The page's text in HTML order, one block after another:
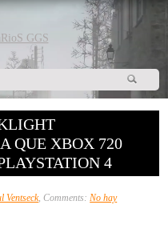
QUE XBOX 720
4
Ventseck, Comments:No hay